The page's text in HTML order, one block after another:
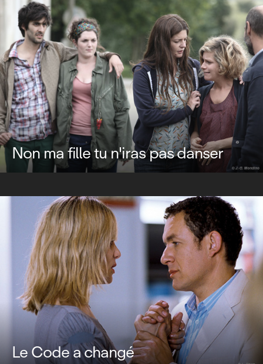
Non ma fille tu n'iras pas danser
Le Code a changé